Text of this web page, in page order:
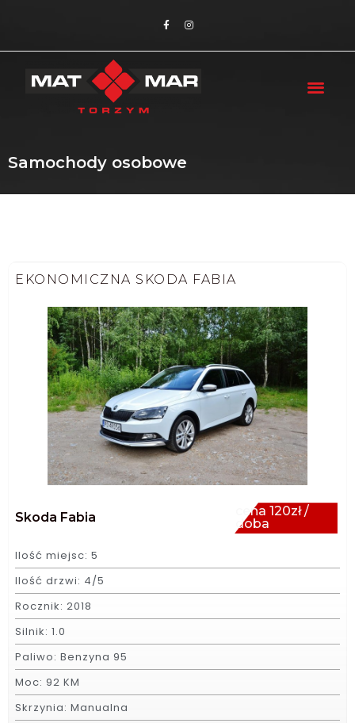
Samochody osobowe
EKONOMICZNA SKODA FABIA
Skoda Fabia
cena 120zł /
doba
Ilość miejsc: 5
Ilość drzwi: 4/5
Rocznik: 2018
Silnik: 1.0
Paliwo: Benzyna 95
Moc: 92 KM
Skrzynia: Manualna